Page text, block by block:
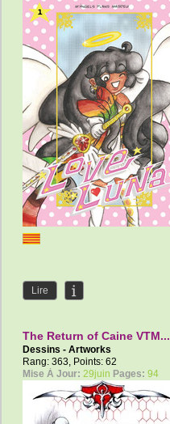
Lire
The Return of Caine VTM...
Dessins - Artworks
Rang: 363, Points: 62
Mise À Jour: 29juin Pages: 94